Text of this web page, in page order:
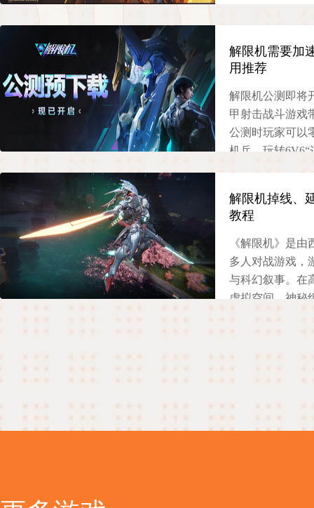
解限机需要加
用推荐
解限机公测即将
甲射击战斗游戏
公测时玩家可以
机兵，玩转6V6“
2025-06-30
解限机掉线、
教程
《解限机》是
多人对战游戏，
与科幻叙事。在
虚拟空间。神秘
织成员，驾驶
2025-06-26